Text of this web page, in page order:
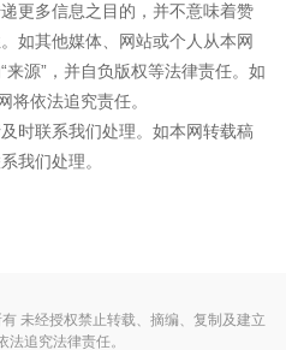
更多信息之目的，并不意味着赞
如其他媒体、网站或个人从本网
源”，并自负版权等法律责任。如
将依法追究责任。
时联系我们处理。如本网转载稿
我们处理。
未经授权禁止转载、摘编、复制及建立
法追究法律责任。